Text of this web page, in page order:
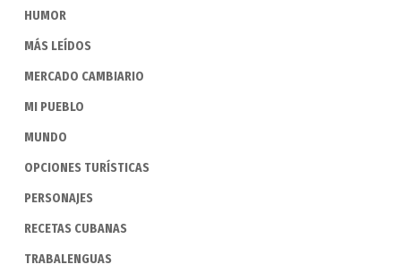
HUMOR
MÁS LEÍDOS
MERCADO CAMBIARIO
MI PUEBLO
MUNDO
OPCIONES TURÍSTICAS
PERSONAJES
RECETAS CUBANAS
TRABALENGUAS